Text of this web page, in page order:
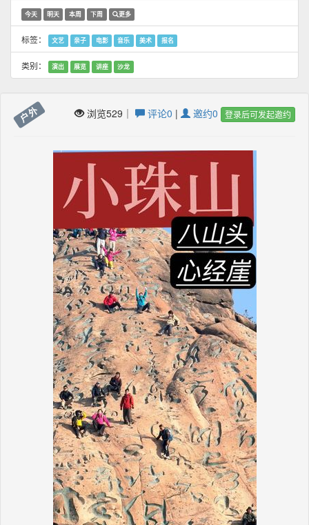
今天 明天 本周 下周 更多
标签： 文艺 亲子 电影 音乐 美术 报名
类别： 演出 展览 讲座 沙龙
户外 浏览529｜ 评论0 | 邀约0 登录后可发起邀约